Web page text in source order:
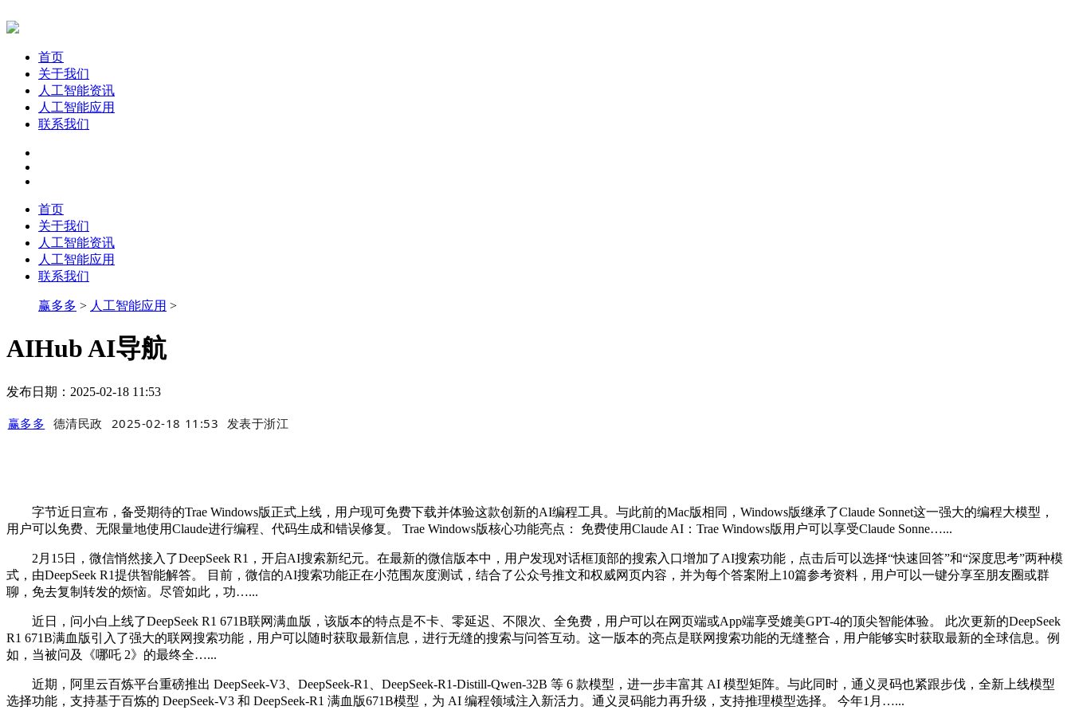
首页
关于我们
人工智能资讯
人工智能应用
联系我们
首页
关于我们
人工智能资讯
人工智能应用
联系我们
赢多多 > 人工智能应用 >
AIHub AI导航
发布日期：2025-02-18 11:53
赢多多 德清民政 2025-02-18 11:53 发表于浙江
字节近日宣布，备受期待的Trae Windows版正式上线，用户现可免费下载并体验这款创新的AI编程工具。与此前的Mac版相同，Windows版继承了Claude Sonnet这一强大的编程大模型，
用户可以免费、无限量地使用Claude进行编程、代码生成和错误修复。 Trae Windows版核心功能亮点： 免费使用Claude AI：Trae Windows版用户可以享受Claude Sonne…...
2月15日，微信悄然接入了DeepSeek R1，开启AI搜索新纪元。在最新的微信版本中，用户发现对话框顶部的搜索入口增加了AI搜索功能，点击后可以选择“快速回答”和“深度思考”两种模
式，由DeepSeek R1提供智能解答。 目前，微信的AI搜索功能正在小范围灰度测试，结合了公众号推文和权威网页内容，并为每个答案附上10篇参考资料，用户可以一键分享至朋友圈或群
聊，免去复制转发的烦恼。尽管如此，功…...
近日，问小白上线了DeepSeek R1 671B联网满血版，该版本的特点是不卡、零延迟、不限次、全免费，用户可以在网页端或App端享受媲美GPT-4的顶尖智能体验。 此次更新的DeepSeek
R1 671B满血版引入了强大的联网搜索功能，用户可以随时获取最新信息，进行无缝的搜索与问答互动。这一版本的亮点是联网搜索功能的无缝整合，用户能够实时获取最新的全球信息。例
如，当被问及《哪吒 2》的最终全…...
近期，阿里云百炼平台重磅推出 DeepSeek-V3、DeepSeek-R1、DeepSeek-R1-Distill-Qwen-32B 等 6 款模型，进一步丰富其 AI 模型矩阵。与此同时，通义灵码也紧跟步伐，全新上线模型
选择功能，支持基于百炼的 DeepSeek-V3 和 DeepSeek-R1 满血版671B模型，为 AI 编程领域注入新活力。通义灵码能力再升级，支持推理模型选择。 今年1月…...